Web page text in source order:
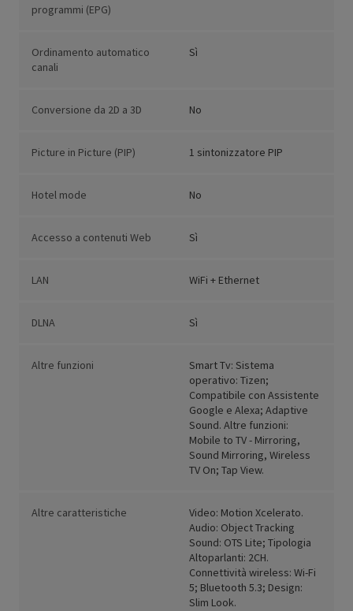
programmi (EPG)
Ordinamento automatico
canali
Sì
Conversione da 2D a 3D No
Picture in Picture (PIP) 1 sintonizzatore PIP
Hotel mode No
Accesso a contenuti Web Sì
LAN WiFi + Ethernet
DLNA Sì
Altre funzioni
Smart Tv: Sistema
operativo: Tizen;
Compatibile con Assistente
Google e Alexa; Adaptive
Sound. Altre funzioni:
Mobile to TV - Mirroring,
Sound Mirroring, Wireless
TV On; Tap View.
Altre caratteristiche
Video: Motion Xcelerato.
Audio: Object Tracking
Sound: OTS Lite; Tipologia
Altoparlanti: 2CH.
Connettività wireless: Wi-Fi
5; Bluetooth 5.3; Design:
Slim Look.